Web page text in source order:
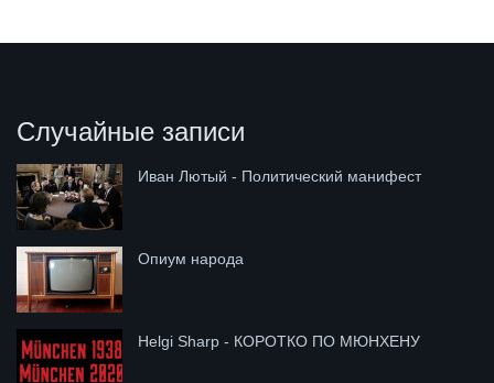
Случайные записи
Иван Лютый - Политический манифест
Опиум народа
Helgi Sharp - КОРОТКО ПО МЮНХЕНУ